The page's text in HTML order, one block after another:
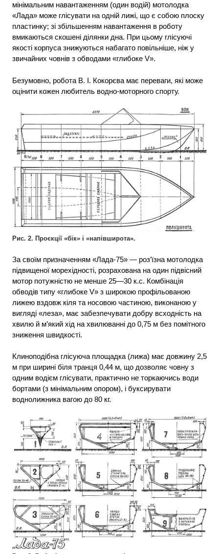
мінімальним навантаженням (один водій) мотолодка
«Лада» може глісувати на одній лижі, що є собою плоску
пластинку; зі збільшенням навантаження в роботу
вмикаються скошені ділянки дна. При цьому глісуючі
якості корпуса знижуються набагато повільніше, ніж у
звичайних човнів з обводами «глибоке V».
Безумовно, робота В. І. Кокорєва має переваги, які може
оцінити кожен любитель водно-моторного спорту.
Рис. 2. Проєкції «бік» і «напівширота».
За своїм призначенням «Лада-75» — роз’їзна мотолодка
підвищеної морехідності, розрахована на один підвісний
мотор потужністю не менше 25—30 к.с. Комбінація
обводів типу «глибоке V» з широкою профільованою
лижею вздовж кіля та носовою частиною, виконаною у
вигляді «леза», має забезпечувати добру всходність на
хвилю й м’який хід на хвилюванні до 0,75 м без помітного
зниження швидкості.
Клиноподібна глісуюча площадка (лижа) має довжину 2,5
м при ширині біля транця 0,44 м, що дозволяє човну з
одним водієм глісувати, практично не торкаючись води
бортами (з мінімальним опором), і буксирувати
воднолижника вагою до 80 кг.